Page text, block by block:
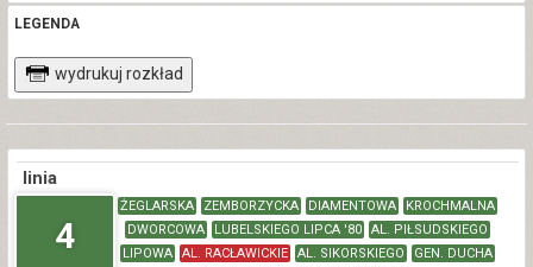
LEGENDA
wydrukuj rozkład
linia
4
ŻEGLARSKA ZEMBORZYCKA DIAMENTOWA
KROCHMALNA
DWORCOWA
LUBELSKIEGO LIPCA '80
AL. PIŁSUDSKIEGO
LIPOWA
AL. RACŁAWICKIE AL. SIKORSKIEGO
GEN. DUCHA